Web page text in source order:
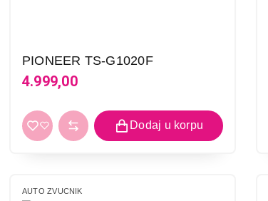
PIONEER TS-G1020F
4.999,00
AUTO ZVUCNIK